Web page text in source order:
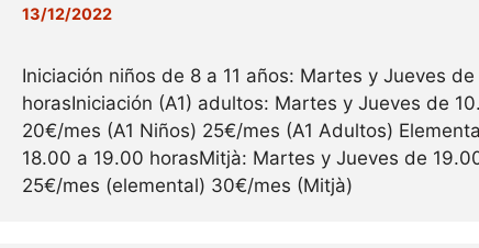
13/12/2022
Iniciación niños de 8 a 11 años: Martes y Jueves de
horasIniciación (A1) adultos: Martes y Jueves de
20€/mes (A1 Niños) 25€/mes (A1 Adultos)
18.00 a 19.00 horasMitjà: Martes y Jueves de
25€/mes (elemental) 30€/mes (Mitjà)